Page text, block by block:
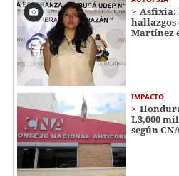
Asfixia:
hallazgos
Martínez
IMPACTO
L3,000
según